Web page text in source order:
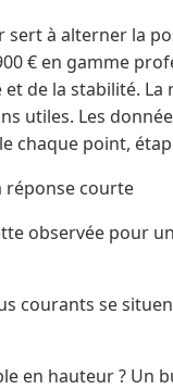
sert à alterner la
€ en gamme
et de la stabilité.
utiles. Les
chaque point,
réponse courte
observée pour
courants se
en hauteur ?